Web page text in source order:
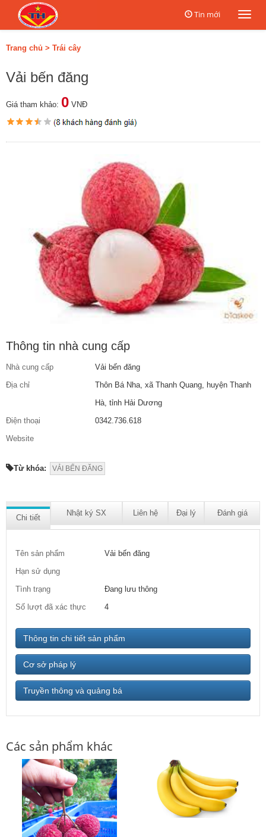
Tin mới
Trang chủ > Trái cây
Vải bến đăng
Giá tham khảo: 0 VNĐ
Thông tin nhà cung cấp
Nhà cung cấp
Vải bến đăng
Địa chỉ
Thôn Bá Nha, xã Thanh Quang, huyện Thanh
Hà, tỉnh Hải Dương
Điện thoại
0342.736.618
Website
Từ khóa: VẢI BẾN ĐĂNG
Chi tiết
Nhật ký SX Liên hệ Đại lý Đánh giá
Tên sản phẩm
Vải bến đăng
Hạn sử dụng
Tình trạng
Đang lưu thông
Số lượt đã xác thực
4
Thông tin chi tiết sản phẩm
Cơ sở pháp lý
Truyền thông và quảng bá
Các sản phẩm khác